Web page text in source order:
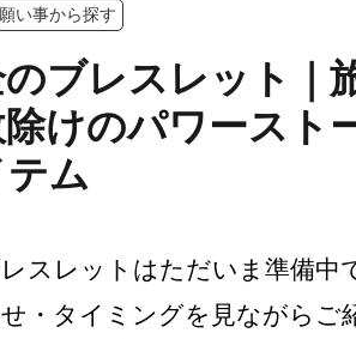
願い事から探す
ブレスレット｜
けのパワースト
ム
スレットはただいま準備中
・タイミングを見ながらご